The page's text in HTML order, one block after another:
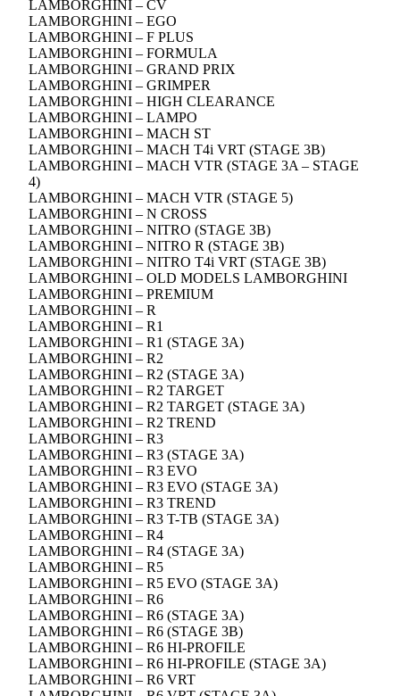
LAMBORGHINI – CV
LAMBORGHINI – EGO
LAMBORGHINI – F PLUS
LAMBORGHINI – FORMULA
LAMBORGHINI – GRAND PRIX
LAMBORGHINI – GRIMPER
LAMBORGHINI – HIGH CLEARANCE
LAMBORGHINI – LAMPO
LAMBORGHINI – MACH ST
LAMBORGHINI – MACH T4i VRT (STAGE 3B)
LAMBORGHINI – MACH VTR (STAGE 3A – STAGE
4)
LAMBORGHINI – MACH VTR (STAGE 5)
LAMBORGHINI – N CROSS
LAMBORGHINI – NITRO (STAGE 3B)
LAMBORGHINI – NITRO R (STAGE 3B)
LAMBORGHINI – NITRO T4i VRT (STAGE 3B)
LAMBORGHINI – OLD MODELS LAMBORGHINI
LAMBORGHINI – PREMIUM
LAMBORGHINI – R
LAMBORGHINI – R1
LAMBORGHINI – R1 (STAGE 3A)
LAMBORGHINI – R2
LAMBORGHINI – R2 (STAGE 3A)
LAMBORGHINI – R2 TARGET
LAMBORGHINI – R2 TARGET (STAGE 3A)
LAMBORGHINI – R2 TREND
LAMBORGHINI – R3
LAMBORGHINI – R3 (STAGE 3A)
LAMBORGHINI – R3 EVO
LAMBORGHINI – R3 EVO (STAGE 3A)
LAMBORGHINI – R3 TREND
LAMBORGHINI – R3 T-TB (STAGE 3A)
LAMBORGHINI – R4
LAMBORGHINI – R4 (STAGE 3A)
LAMBORGHINI – R5
LAMBORGHINI – R5 EVO (STAGE 3A)
LAMBORGHINI – R6
LAMBORGHINI – R6 (STAGE 3A)
LAMBORGHINI – R6 (STAGE 3B)
LAMBORGHINI – R6 HI-PROFILE
LAMBORGHINI – R6 HI-PROFILE (STAGE 3A)
LAMBORGHINI – R6 VRT